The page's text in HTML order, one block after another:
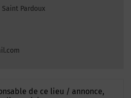
Saint Pardoux
de ce lieu / annonce,